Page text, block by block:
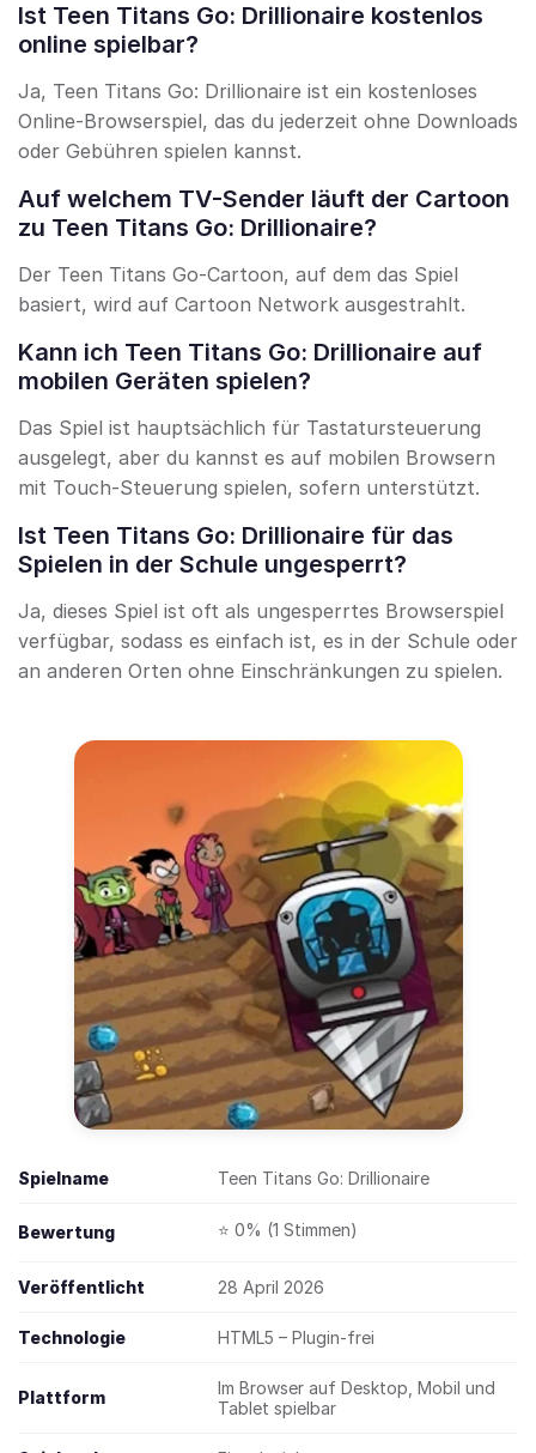
Ist Teen Titans Go: Drillionaire kostenlos
online spielbar?
Ja, Teen Titans Go: Drillionaire ist ein kostenloses
Online-Browserspiel, das du jederzeit ohne Downloads
oder Gebühren spielen kannst.
Auf welchem TV-Sender läuft der Cartoon
zu Teen Titans Go: Drillionaire?
Der Teen Titans Go-Cartoon, auf dem das Spiel
basiert, wird auf Cartoon Network ausgestrahlt.
Kann ich Teen Titans Go: Drillionaire auf
mobilen Geräten spielen?
Das Spiel ist hauptsächlich für Tastatursteuerung
ausgelegt, aber du kannst es auf mobilen Browsern
mit Touch-Steuerung spielen, sofern unterstützt.
Ist Teen Titans Go: Drillionaire für das
Spielen in der Schule ungesperrt?
Ja, dieses Spiel ist oft als ungesperrtes Browserspiel
verfügbar, sodass es einfach ist, es in der Schule oder
an anderen Orten ohne Einschränkungen zu spielen.
Spielname Teen Titans Go: Drillionaire
Bewertung ⭐ 0% (1 Stimmen)
Veröffentlicht 28 April 2026
Technologie HTML5 – Plugin-frei
Plattform
Im Browser auf Desktop, Mobil und
Tablet spielbar